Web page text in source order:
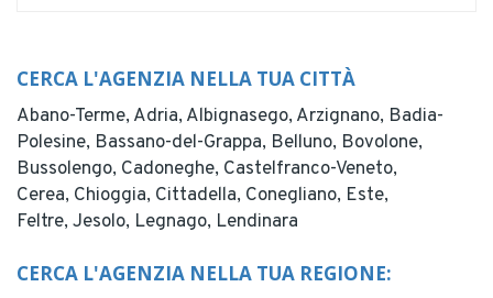
CERCA L'AGENZIA NELLA TUA CITTÀ
Abano-Terme, Adria, Albignasego, Arzignano, Badia-
Polesine, Bassano-del-Grappa, Belluno, Bovolone,
Bussolengo, Cadoneghe, Castelfranco-Veneto,
Cerea, Chioggia, Cittadella, Conegliano, Este,
Feltre, Jesolo, Legnago, Lendinara
CERCA L'AGENZIA NELLA TUA REGIONE: